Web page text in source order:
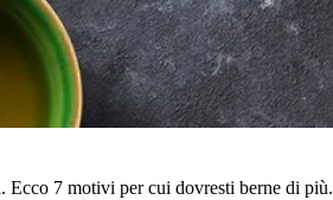
Ecco 7 motivi per cui dovresti berne di più.